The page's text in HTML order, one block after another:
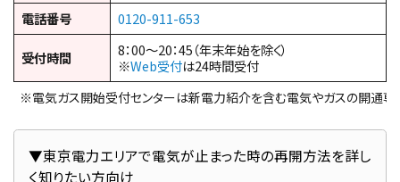
電話番号
0120-911-653
受付時間
8：00～20：45（年末年始を除く）
※Web受付は24時間受付
※電気ガス開始受付センターは新電力紹介を含む電気やガスの開通専
▼東京電力エリアで電気が止まった時の再開方法を詳し